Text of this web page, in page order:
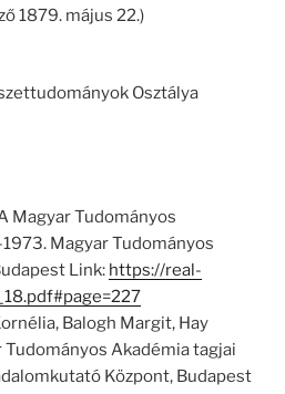
1879. május 22.)
Osztálya
Magyar Tudományos
Magyar Tudományos
Link: https://real-
Balogh Margit, Hay
Tudományos Akadémia tagjai
Központ, Budapest